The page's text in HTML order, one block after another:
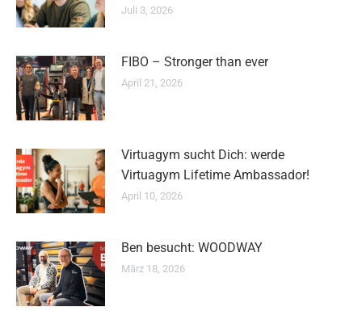
Juli 3, 2026
FIBO – Stronger than ever
April 21, 2026
Virtuagym sucht Dich: werde
Virtuagym Lifetime Ambassador!
April 10, 2026
Ben besucht: WOODWAY
März 18, 2026